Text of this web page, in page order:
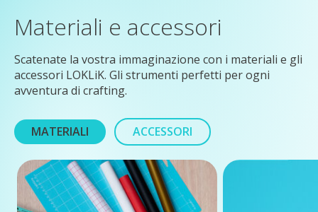
Materiali e accessori
Scatenate la vostra immaginazione con i materiali e gli
accessori LOKLiK. Gli strumenti perfetti per ogni
avventura di crafting.
MATERIALI ACCESSORI